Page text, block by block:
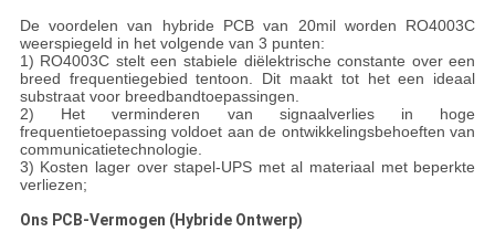
De voordelen van hybride PCB van 20mil worden RO4003C
weerspiegeld in het volgende van 3 punten:
1) RO4003C stelt een stabiele diëlektrische constante over een
breed frequentiegebied tentoon. Dit maakt tot het een ideaal
substraat voor breedbandtoepassingen.
2) Het verminderen van signaalverlies in hoge
frequentietoepassing voldoet aan de ontwikkelingsbehoeften van
communicatietechnologie.
3) Kosten lager over stapel-UPS met al materiaal met beperkte
verliezen;
Ons PCB-Vermogen (Hybride Ontwerp)